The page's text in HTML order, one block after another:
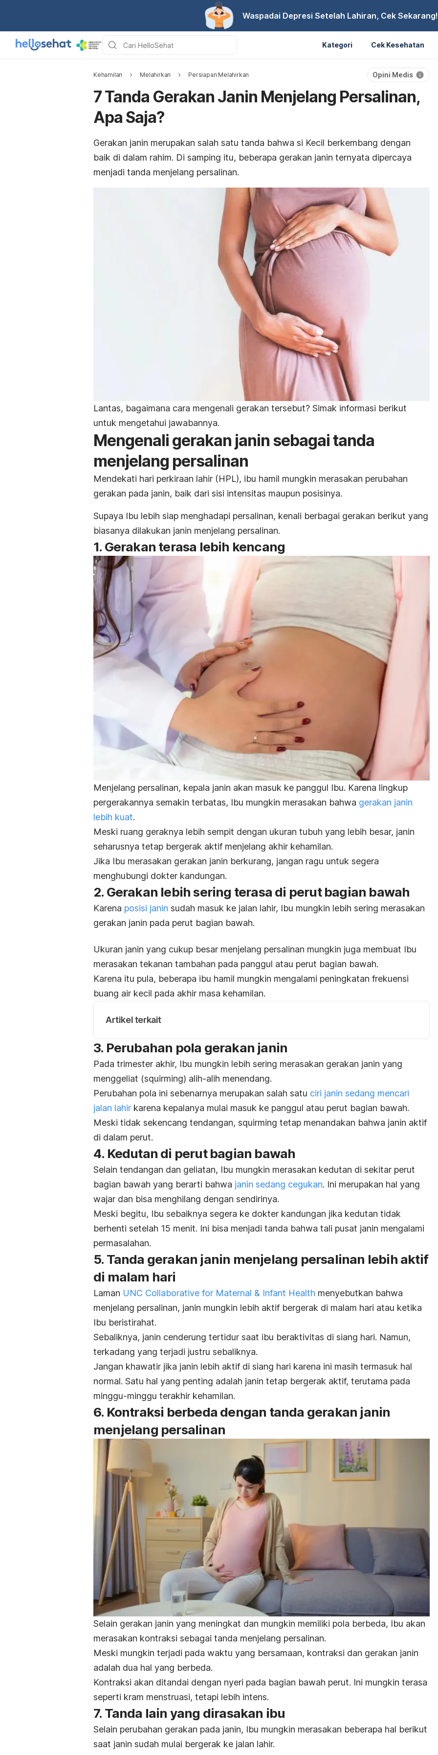
Waspadai Depresi Setelah Lahiran, Cek Sekarang!
Kategori Cek Kesehatan
Kehamilan Melahirkan Persiapan Melahirkan Opini Medis
7 Tanda Gerakan Janin Menjelang Persalinan,
Apa Saja?
Gerakan janin merupakan salah satu tanda bahwa si Kecil berkembang dengan
baik di dalam rahim. Di samping itu, beberapa gerakan janin ternyata dipercaya
menjadi tanda menjelang persalinan.
Lantas, bagaimana cara mengenali gerakan tersebut? Simak informasi berikut
untuk mengetahui jawabannya.
Mengenali gerakan janin sebagai tanda
menjelang persalinan
Mendekati hari perkiraan lahir (HPL), ibu hamil mungkin merasakan perubahan
gerakan pada janin, baik dari sisi intensitas maupun posisinya.
Supaya Ibu lebih siap menghadapi persalinan, kenali berbagai gerakan berikut yang
biasanya dilakukan janin menjelang persalinan.
1. Gerakan terasa lebih kencang
Menjelang persalinan, kepala janin akan masuk ke panggul Ibu. Karena lingkup
pergerakannya semakin terbatas, Ibu mungkin merasakan bahwa gerakan janin
lebih kuat.
Meski ruang geraknya lebih sempit dengan ukuran tubuh yang lebih besar, janin
seharusnya tetap bergerak aktif menjelang akhir kehamilan.
Jika Ibu merasakan gerakan janin berkurang, jangan ragu untuk segera
menghubungi dokter kandungan.
2. Gerakan lebih sering terasa di perut bagian bawah
Karena posisi janin sudah masuk ke jalan lahir, Ibu mungkin lebih sering merasakan
gerakan janin pada perut bagian bawah.
Ukuran janin yang cukup besar menjelang persalinan mungkin juga membuat Ibu
merasakan tekanan tambahan pada panggul atau perut bagian bawah.
Karena itu pula, beberapa ibu hamil mungkin mengalami peningkatan frekuensi
buang air kecil pada akhir masa kehamilan.
Artikel terkait
3. Perubahan pola gerakan janin
Pada trimester akhir, Ibu mungkin lebih sering merasakan gerakan janin yang
menggeliat (squirming) alih-alih menendang.
Perubahan pola ini sebenarnya merupakan salah satu ciri janin sedang mencari
jalan lahir karena kepalanya mulai masuk ke panggul atau perut bagian bawah.
Meski tidak sekencang tendangan, squirming tetap menandakan bahwa janin aktif
di dalam perut.
4. Kedutan di perut bagian bawah
Selain tendangan dan geliatan, Ibu mungkin merasakan kedutan di sekitar perut
bagian bawah yang berarti bahwa janin sedang cegukan. Ini merupakan hal yang
wajar dan bisa menghilang dengan sendirinya.
Meski begitu, Ibu sebaiknya segera ke dokter kandungan jika kedutan tidak
berhenti setelah 15 menit. Ini bisa menjadi tanda bahwa tali pusat janin mengalami
permasalahan.
5. Tanda gerakan janin menjelang persalinan lebih aktif
di malam hari
Laman UNC Collaborative for Maternal & Infant Health menyebutkan bahwa
menjelang persalinan, janin mungkin lebih aktif bergerak di malam hari atau ketika
Ibu beristirahat.
Sebaliknya, janin cenderung tertidur saat ibu beraktivitas di siang hari. Namun,
terkadang yang terjadi justru sebaliknya.
Jangan khawatir jika janin lebih aktif di siang hari karena ini masih termasuk hal
normal. Satu hal yang penting adalah janin tetap bergerak aktif, terutama pada
minggu-minggu terakhir kehamilan.
6. Kontraksi berbeda dengan tanda gerakan janin
menjelang persalinan
Selain gerakan janin yang meningkat dan mungkin memiliki pola berbeda, Ibu akan
merasakan kontraksi sebagai tanda menjelang persalinan.
Meski mungkin terjadi pada waktu yang bersamaan, kontraksi dan gerakan janin
adalah dua hal yang berbeda.
Kontraksi akan ditandai dengan nyeri pada bagian bawah perut. Ini mungkin terasa
seperti kram menstruasi, tetapi lebih intens.
7. Tanda lain yang dirasakan ibu
Selain perubahan gerakan pada janin, Ibu mungkin merasakan beberapa hal berikut
saat janin sudah mulai bergerak ke jalan lahir.